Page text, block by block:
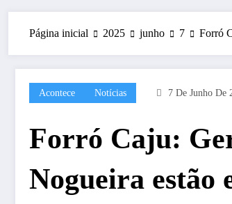
Página inicial 2025 junho 7 Forró
Acontece Notícias 7 De Junho De
Forró Caju:
Nogueira estão